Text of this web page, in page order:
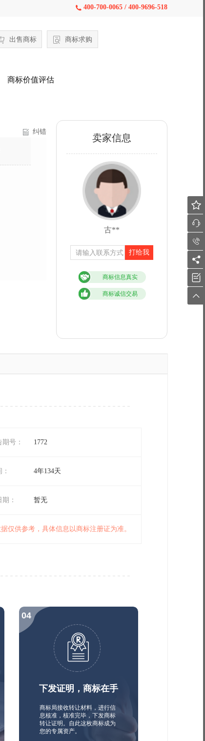
 400-700-0065 / 400-9696-518
出售商标 商标求购
商标价值评估
纠错
卖家信息
古**
打给我
商标信息真实
商标诚信交易
号： 1772
4年134天
： 暂无
仅供参考，具体信息以商标注册证为准。
下发证明，商标在手
商标局接收转让材料，进行信
息核准，核准完毕，下发商标
转让证明。自此这枚商标成为
您的专属资产。





